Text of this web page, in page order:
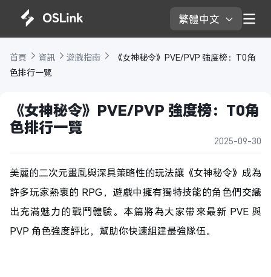
繁體中文
首頁 資訊 遊戲指南
《女神秘令》PVE/PVP 強度榜：T0角
色排行一覽
《女神秘令》PVE/PVP 強度榜：T0角
色排行一覽
2025-09-30
美麗的二次元畫風與深具策略性的玩法讓《女神秘令》成為
許多玩家熱衷的 RPG，遊戲中擁有獨特技能的角色們交織
出充滿魅力的戰鬥體驗。本篇將為大家帶來最新 PVE 與
PVP 角色強度評比，幫助你快速組建最強隊伍。